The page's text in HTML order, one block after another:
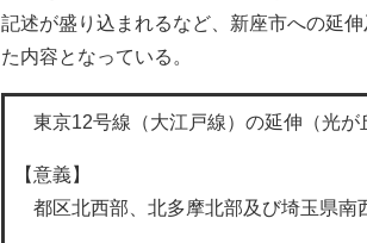
記述が盛り込まれるなど、新座市への延
た内容となっている。
東京12号線（大江戸線）の延伸（光が
【意義】
都区北西部、北多摩北部及び埼玉県南